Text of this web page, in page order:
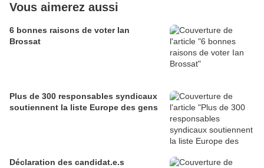
Vous aimerez aussi
6 bonnes raisons de voter Ian
Brossat
Plus de 300 responsables syndicaux
soutiennent la liste Europe des gens
Déclaration des candidat.e.s